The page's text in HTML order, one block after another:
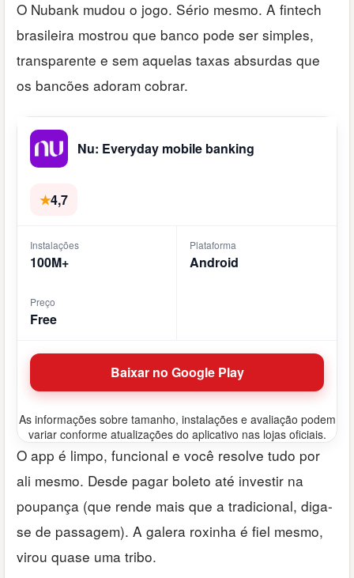
O Nubank mudou o jogo. Sério mesmo. A fintech
brasileira mostrou que banco pode ser simples,
transparente e sem aquelas taxas absurdas que
os bancões adoram cobrar.
Nu: Everyday mobile banking
★4,7
Instalações
100M+
Plataforma
Android
Preço
Free
Baixar no Google Play
As informações sobre tamanho, instalações e avaliação podem
variar conforme atualizações do aplicativo nas lojas oficiais.
O app é limpo, funcional e você resolve tudo por
ali mesmo. Desde pagar boleto até investir na
poupança (que rende mais que a tradicional, diga-
se de passagem). A galera roxinha é fiel mesmo,
virou quase uma tribo.